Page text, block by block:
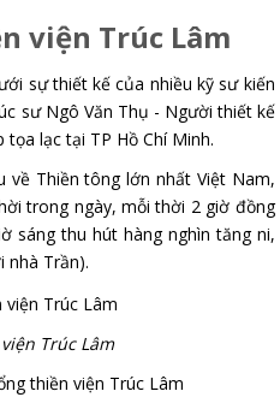
viện Trúc Lâm
sự thiết kế của nhiều kỹ sư kiến
sư Ngô Văn Thụ - Người thiết kế
lạc tại TP Hồ Chí Minh.
về Thiền tông lớn nhất Việt Nam,
trong ngày, mỗi thời 2 giờ đồng
sáng thu hút hàng nghìn tăng ni,
nhà Trần).
Trúc Lâm